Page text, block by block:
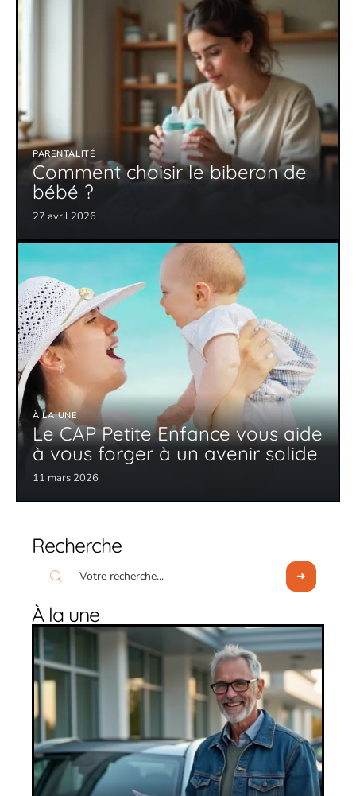
PARENTALITÉ
Comment choisir le biberon de
bébé ?
27 avril 2026
À LA UNE
Le CAP Petite Enfance vous aide
à vous forger à un avenir solide
11 mars 2026
Recherche
À la une